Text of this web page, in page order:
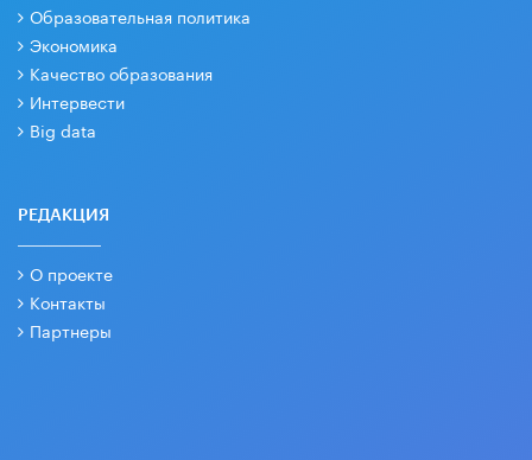
Образовательная политика
Экономика
Качество образования
Интервести
Big data
РЕДАКЦИЯ
О проекте
Контакты
Партнеры